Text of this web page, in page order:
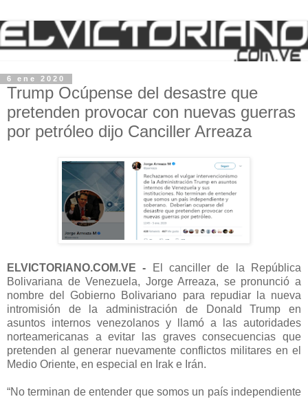
6 ene 2020
Trump Ocúpense del desastre que
pretenden provocar con nuevas guerras
por petróleo dijo Canciller Arreaza
ELVICTORIANO.COM.VE - El canciller de la República
Bolivariana de Venezuela, Jorge Arreaza, se pronunció a
nombre del Gobierno Bolivariano para repudiar la nueva
intromisión de la administración de Donald Trump en
asuntos internos venezolanos y llamó a las autoridades
norteamericanas a evitar las graves consecuencias que
pretenden al generar nuevamente conflictos militares en el
Medio Oriente, en especial en Irak e Irán.
“No terminan de entender que somos un país independiente